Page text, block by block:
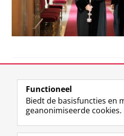
View this page in:English
Volg de RUG
F
Functioneel
Biedt de basisfuncties en
geanonimiseerde cookies.